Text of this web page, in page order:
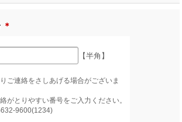
＊
【半角】
ご連絡をさしあげる場合がございま
がとりやすい番号をご入力ください。
9600(1234)